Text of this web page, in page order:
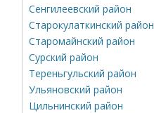
Сенгилеевский район
Старокулаткинский район
Старомайнский район
Сурский район
Тереньгульский район
Ульяновский район
Цильнинский район